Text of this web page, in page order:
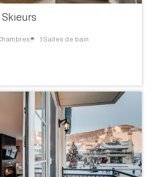
Skieurs
3 Salles de bain